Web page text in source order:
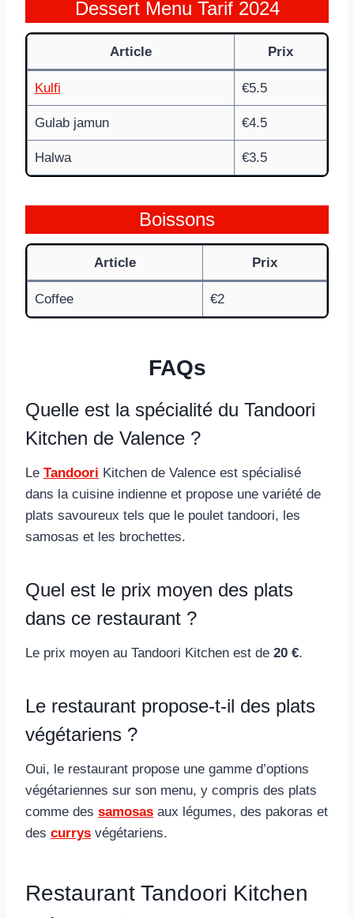
Dessert Menu Tarif 2024
Article Prix
Kulfi €5.5
Gulab jamun €4.5
Halwa €3.5
Boissons
Article Prix
Coffee €2
FAQs
Quelle est la spécialité du Tandoori
Kitchen de Valence ?
Le Tandoori Kitchen de Valence est spécialisé
dans la cuisine indienne et propose une variété de
plats savoureux tels que le poulet tandoori, les
samosas et les brochettes.
Quel est le prix moyen des plats
dans ce restaurant ?
Le prix moyen au Tandoori Kitchen est de 20 €.
Le restaurant propose-t-il des plats
végétariens ?
Oui, le restaurant propose une gamme d’options
végétariennes sur son menu, y compris des plats
comme des samosas aux légumes, des pakoras et
des currys végétariens.
Restaurant Tandoori Kitchen